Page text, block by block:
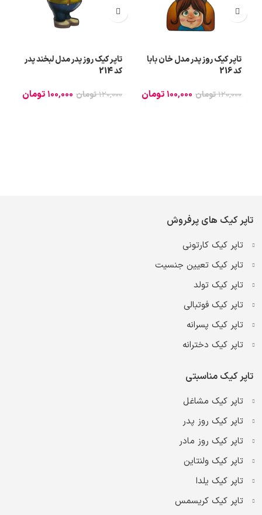
تاپر کیک روز پدر مدل خان بابا
کد 216
120,000تومان 100,000تومان
تاپر کیک روز پدر مدل لبخند پدر
کد 214
120,000تومان 100,000تومان
تاپر کیک های پرفروش
تاپر کیک کارتونی
تاپر کیک تعیین جنسیت
تاپر کیک تولد
تاپر کیک فوتبالی
تاپر کیک پسرانه
تاپر کیک دخترانه
تاپر کیک مناسبتی
تاپر کیک مشاغل
تاپر کیک روز پدر
تاپر کیک روز مادر
تاپر کیک ولنتاین
تاپر کیک یلدا
تاپر کیک کریسمس